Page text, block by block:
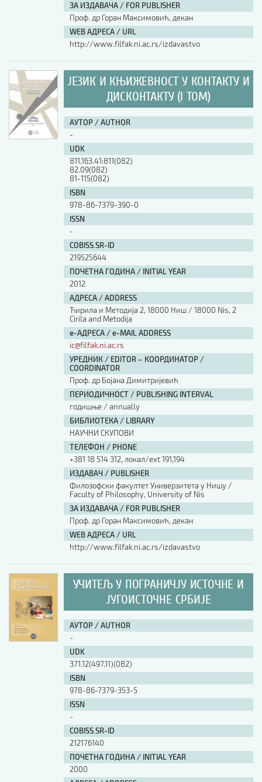
ЗА ИЗДАВАЧА / FOR PUBLISHER
Проф. др Горан Максимовић, декан
WEB АДРЕСА / URL
http://www.filfak.ni.ac.rs/izdavastvo
ЈЕЗИК И КЊИЖЕВНОСТ У КОНТАКТУ И
ДИСКОНТАКТУ (I ТОМ)
АУТОР / AUTHOR
-
UDK
811.163.41:811(082)
82.09(082)
81-115(082)
ISBN
978-86-7379-390-0
ISSN
-
COBISS.SR-ID
219525644
ПОЧЕТНА ГОДИНА / INITIAL YEAR
2012
АДРЕСА / ADDRESS
Ћирила и Методија 2, 18000 Ниш / 18000 Nis, 2
Cirila and Metodija
е-АДРЕСА / e-MAIL ADDRESS
ic@filfak.ni.ac.rs
УРЕДНИК / EDITOR – КООРДИНАТОР /
COORDINATOR
Проф. др Бојана Димитријевић
ПЕРИОДИЧНОСТ / PUBLISHING INTERVAL
годишње / annually
БИБЛИОТЕКА / LIBRARY
НАУЧНИ СКУПОВИ
ТЕЛЕФОН / PHONE
+381 18 514 312, локал/ext 191,194
ИЗДАВАЧ / PUBLISHER
Филозофски факултет Универзитета у Нишу /
Faculty of Philosophy, University of Nis
ЗА ИЗДАВАЧА / FOR PUBLISHER
Проф. др Горан Максимовић, декан
WEB АДРЕСА / URL
http://www.filfak.ni.ac.rs/izdavastvo
УЧИТЕЉ У ПОГРАНИЧЈУ ИСТОЧНЕ И
ЈУГОИСТОЧНЕ СРБИЈЕ
АУТОР / AUTHOR
-
UDK
371.12(497.11)(082)
ISBN
978-86-7379-353-5
ISSN
-
COBISS.SR-ID
212176140
ПОЧЕТНА ГОДИНА / INITIAL YEAR
2000